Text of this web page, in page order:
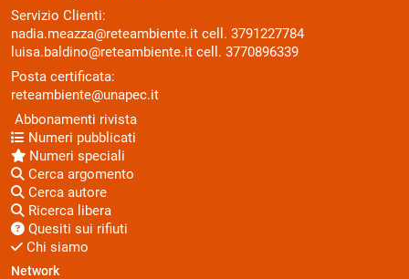
Servizio Clienti:
nadia.meazza@reteambiente.it cell. 3791227784
luisa.baldino@reteambiente.it cell. 3770896339
Posta certificata:
reteambiente@unapec.it
Abbonamenti rivista
Numeri pubblicati
Numeri speciali
Cerca argomento
Cerca autore
Ricerca libera
Quesiti sui rifiuti
Chi siamo
Network